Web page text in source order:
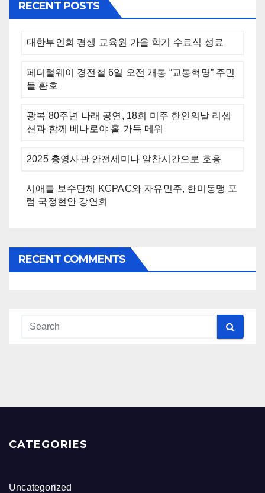
RECENT POSTS
대한부인회 평생 교육원 가을 학기 수료식 성료
페더럴웨이 경전철 6일 오전 개통 “교통혁명” 주민
들 환호
광복 80주년 나래 공연, 18회 미주 한인의날 리셉
션과 함께 베나로야 홀 가득 메워
2025 총영사관 안전세미나 알찬시간으로 호응
시애틀 보수단체 KCPAC와 자유민주, 한미동맹 포
럼 국정현안 강연회
RECENT COMMENTS
CATEGORIES
Uncategorized